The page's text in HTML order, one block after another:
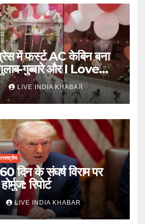
में फर्स्ट AC केबिन बना
गुब्बारे और I Love
LIVE INDIA KHABAR
दिन के संघर्ष विराम पर
रिपोर्ट
LIVE INDIA KHABAR